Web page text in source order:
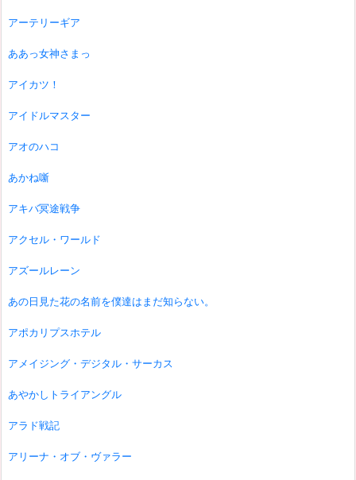
アーテリーギア
ああっ女神さまっ
アイカツ！
アイドルマスター
アオのハコ
あかね噺
アキバ冥途戦争
アクセル・ワールド
アズールレーン
あの日見た花の名前を僕達はまだ知らない。
アポカリプスホテル
アメイジング・デジタル・サーカス
あやかしトライアングル
アラド戦記
アリーナ・オブ・ヴァラー